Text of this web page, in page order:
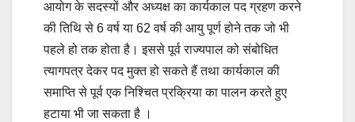
आयोग के सदस्यों और अध्यक्ष का कार्यकाल पद ग्रहण करने
की तिथि से 6 वर्ष या 62 वर्ष की आयु पूर्ण होने तक जो भी
पहले हो तक होता है। इससे पूर्व राज्यपाल को संबोधित
त्यागपत्र देकर पद मुक्त हो सकते हैं तथा कार्यकाल की
समाप्ति से पूर्व एक निश्चित प्रक्रिया का पालन करते हुए
हटाया भी जा सकता है ।